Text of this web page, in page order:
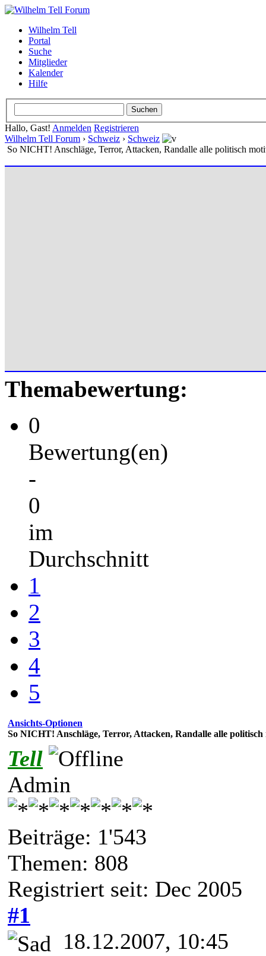
Wilhelm Tell
Portal
Suche
Mitglieder
Kalender
Hilfe
Hallo, Gast! Anmelden Registrieren
Wilhelm Tell Forum › Schweiz › Schweiz
So NICHT! Anschläge, Terror, Attacken, Randalle alle politisch
Themabewertung:
0
Bewertung(en)
-
0
im
Durchschnitt
1
2
3
4
5
Ansichts-Optionen
So NICHT! Anschläge, Terror, Attacken, Randalle alle
Tell
Admin
Beiträge: 1'543
Themen: 808
Registriert seit: Dec 2005
#1
18.12.2007, 10:45